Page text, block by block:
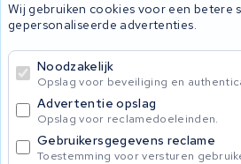
Wij gebruiken cookies voor een betere
gepersonaliseerde advertenties.
Noodzakelijk
Opslag voor beveiliging en
Advertentie opslag
Opslag voor reclamedoeleinden.
Gebruikersgegevens reclame
Toestemming voor versturen
Onherstelbaar
© 2026 KWS
Algemene